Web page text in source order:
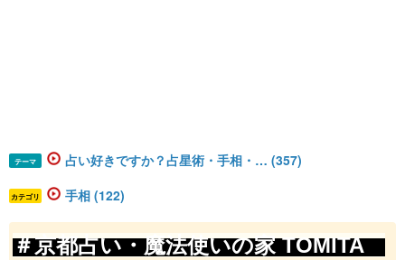
テーマ 占い好きですか？占星術・手相・… (357)
カテゴリ 手相 (122)
＃京都占い・魔法使いの家​ TOMITA​​​​​​​​​​​